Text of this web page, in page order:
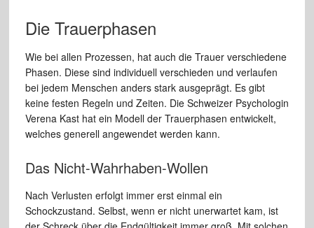
Die Trauerphasen
Wie bei allen Prozessen, hat auch die Trauer verschiedene
Phasen. Diese sind individuell verschieden und verlaufen
bei jedem Menschen anders stark ausgeprägt. Es gibt
keine festen Regeln und Zeiten. Die Schweizer Psychologin
Verena Kast hat ein Modell der Trauerphasen entwickelt,
welches generell angewendet werden kann.
Das Nicht-Wahrhaben-Wollen
Nach Verlusten erfolgt immer erst einmal ein
Schockzustand. Selbst, wenn er nicht unerwartet kam, ist